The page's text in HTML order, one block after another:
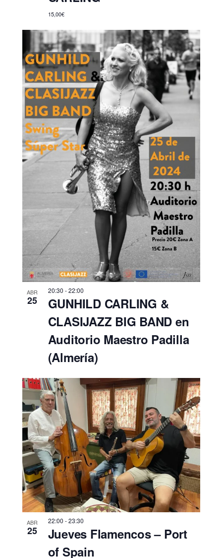
15,00€
ABR
25
20:30 -22:00
GUNHILD CARLING &
CLASIJAZZ BIG BAND en
Auditorio Maestro Padilla
(Almería)
ABR
25
22:00 -23:30
Jueves Flamencos – Port
of Spain